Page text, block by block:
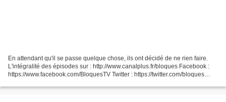
En attendant qu'il se passe quelque chose, ils ont décidé de ne rien faire.
L'intégralité des épisodes sur : http://www.canalplus.fr/bloques Facebook :
https://www.facebook.com/BloquesTV Twitter : https://twitter.com/bloques